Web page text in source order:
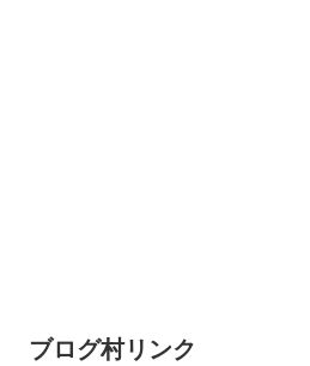
ブログ村リンク